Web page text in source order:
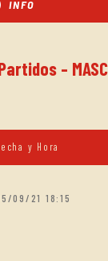
INFO
-
y Hora
09/21 18:15